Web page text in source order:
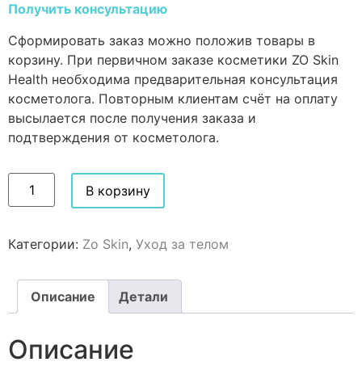
Получить консультацию
Сформировать заказ можно положив товары в
корзину. При первичном заказе косметики ZO Skin
Health необходима предварительная консультация
косметолога. Повторным клиентам счёт на оплату
высылается после получения заказа и
подтверждения от косметолога.
В корзину
Категории: Zo Skin, Уход за телом
Описание Детали
Описание